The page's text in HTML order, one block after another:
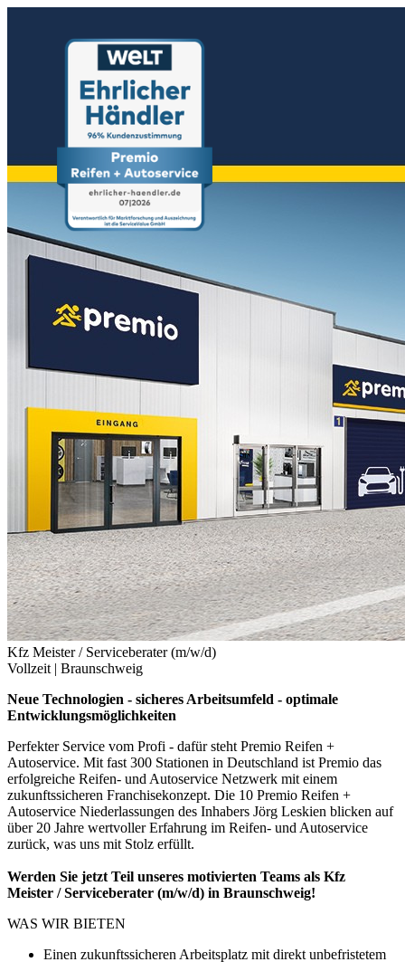
Kfz Meister / Serviceberater (m/w/d)
Vollzeit | Braunschweig
Neue Technologien - sicheres Arbeitsumfeld - optimale
Entwicklungsmöglichkeiten
Perfekter Service vom Profi - dafür steht Premio Reifen +
Autoservice. Mit fast 300 Stationen in Deutschland ist Premio das
erfolgreiche Reifen- und Autoservice Netzwerk mit einem
zukunftssicheren Franchisekonzept. Die 10 Premio Reifen +
Autoservice Niederlassungen des Inhabers Jörg Leskien blicken auf
über 20 Jahre wertvoller Erfahrung im Reifen- und Autoservice
zurück, was uns mit Stolz erfüllt.
Werden Sie jetzt Teil unseres motivierten Teams als Kfz
Meister / Serviceberater (m/w/d) in Braunschweig!
WAS WIR BIETEN
Einen zukunftssicheren Arbeitsplatz mit direkt unbefristetem